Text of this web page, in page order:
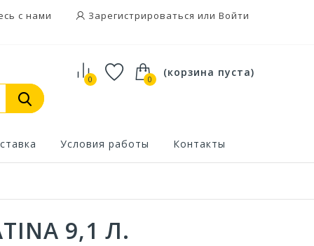
с нами Зарегистрироваться или Войти
0
(корзина пуста)
0
Условия работы Контакты
9,1 Л.